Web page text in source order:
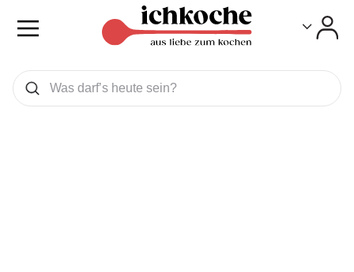
Was wollen Sie suchen
Suchen